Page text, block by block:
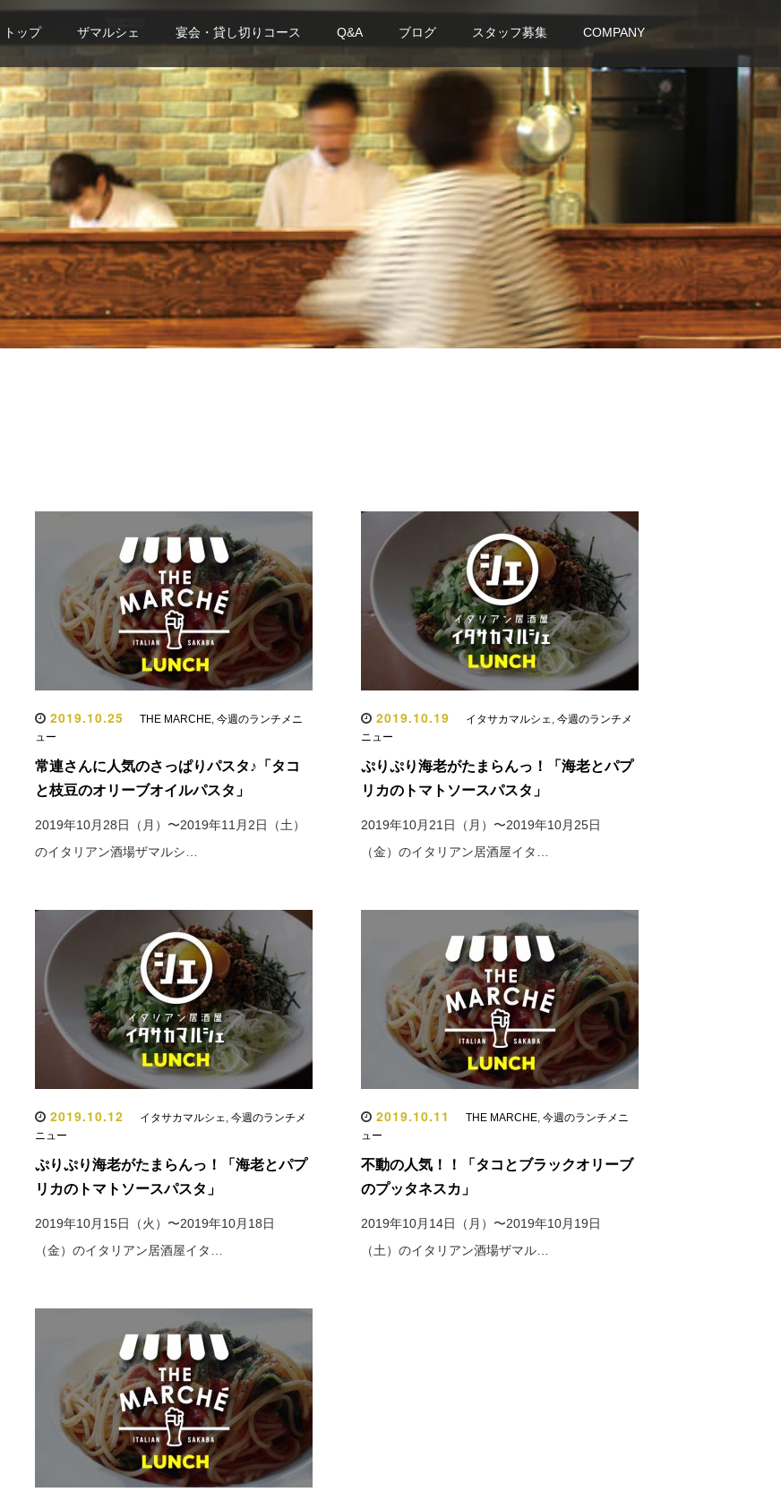
トップ ザマルシェ 宴会・貸し切りコース Q&A ブログ スタッフ募集 COMPANY
2019.10.25 THE MARCHE, 今週のランチメニ
ュー
常連さんに人気のさっぱりパスタ♪「タコ
と枝豆のオリーブオイルパスタ」
2019年10月28日（月）〜2019年11月2日（土）
のイタリアン酒場ザマルシ…
2019.10.19 イタサカマルシェ, 今週のランチメ
ニュー
ぷりぷり海老がたまらんっ！「海老とパプ
リカのトマトソースパスタ」
2019年10月21日（月）〜2019年10月25日
（金）のイタリアン居酒屋イタ…
2019.10.12 イタサカマルシェ, 今週のランチメ
ニュー
ぷりぷり海老がたまらんっ！「海老とパプ
リカのトマトソースパスタ」
2019年10月15日（火）〜2019年10月18日
（金）のイタリアン居酒屋イタ…
2019.10.11 THE MARCHE, 今週のランチメニ
ュー
不動の人気！！「タコとブラックオリーブ
のプッタネスカ」
2019年10月14日（月）〜2019年10月19日
（土）のイタリアン酒場ザマル…